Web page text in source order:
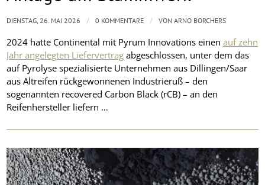
2024 hatte Continental mit Pyrum Innovations einenauf zehn
Jahr angelegten Liefervertrag abgeschlossen, unter dem das
auf Pyrolyse spezialisierte Unternehmen aus Dillingen/Saar
aus Altreifen rückgewonnenen Industrieruß – den
sogenannten recovered Carbon Black (rCB) – an den
Reifenhersteller liefern …
DIENSTAG, 26. MAI 2026 / 0 KOMMENTARE / VONARNO BORCHERS